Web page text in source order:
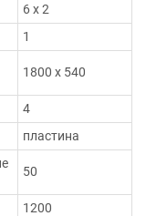
6 х 2
1
1800 х 540
4
пластина
50
1200